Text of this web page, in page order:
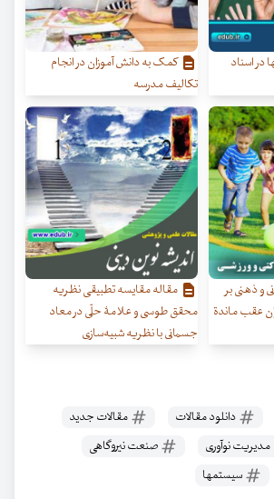
در اسناد
کمک به دانش آموزان در انجام
تکالیف مدرسه
و ذهنی بر
عقب ماندة
مقاله مقایسه تطبیقی نظریه
محقق طوسی و علامۀ حلّی در معاد
جسمانی با نظریه شبیه‌سازی
دانلود مقالات
مقالات جدید
مدیریت نوآوری
صنعت نیروگاهی
سیستمها